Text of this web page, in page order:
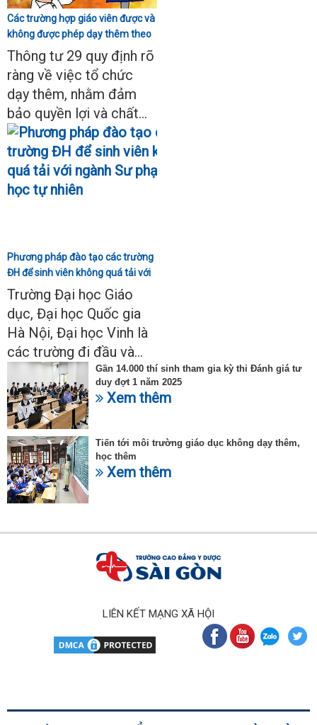
Các trường hợp giáo viên được và
không được phép dạy thêm theo
Thông tư 29
Thông tư 29 quy định rõ
ràng về việc tổ chức
dạy thêm, nhằm đảm
bảo quyền lợi và chất...
Phương pháp đào tạo các trường
ĐH để sinh viên không quá tải với
ngành Sư phạm Khoa học tự
nhiên
Trường Đại học Giáo
dục, Đại học Quốc gia
Hà Nội, Đại học Vinh là
các trường đi đầu và...
Gần 14.000 thí sinh tham gia kỳ thi Đánh giá tư
duy đợt 1 năm 2025
Xem thêm
Tiến tới môi trường giáo dục không dạy thêm,
học thêm
Xem thêm
LIÊN KẾT MẠNG XÃ HỘI